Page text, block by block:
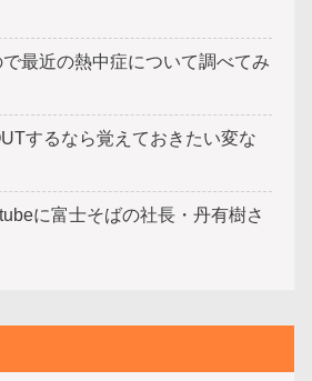
最近の熱中症について調べてみ
するなら覚えておきたい変な
に富士そばの社長・丹有樹さ